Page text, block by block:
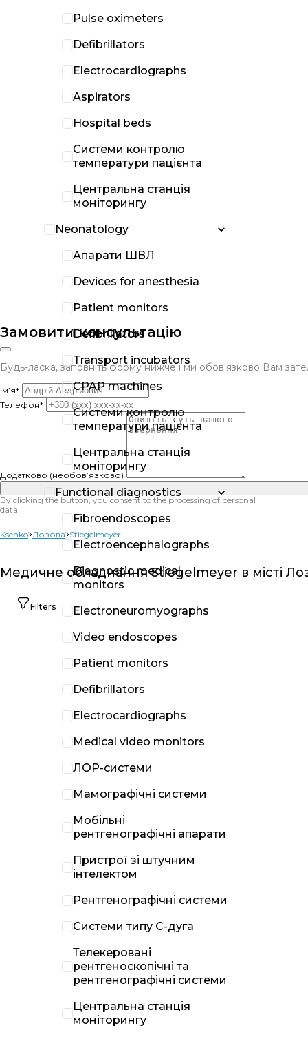
Замовити консультацію
Будь-ласка, заповніть форму нижче і ми обов'язково Вам
Ім’я*
Телефон*
Додатково (необов’язково)
By clicking the button, you consent to the processing of personal
data
Ksenko Лозова Stiegelmeyer
Медичне обладнання Stiegelmeyer в місті
Filters
Pulse oximeters
Defibrillators
Electrocardiographs
Aspirators
Hospital beds
Системи контролю
температури пацієнта
Центральна станція
моніторингу
Neonatology
Апарати ШВЛ
Devices for anesthesia
Patient monitors
Defibrillators
Transport incubators
CPAP machines
Системи контролю
температури пацієнта
Центральна станція
моніторингу
Functional diagnostics
Fibroendoscopes
Electroencephalographs
Diagnostic medical
monitors
Electroneuromyographs
Video endoscopes
Patient monitors
Defibrillators
Electrocardiographs
Medical video monitors
ЛОР-системи
Мамографічні системи
Мобільні
рентгенографічні апарати
Пристрої зі штучним
інтелектом
Рентгенографічні системи
Системи типу С-дуга
Телекеровані
рентгеноскопічні та
рентгенографічні системи
Центральна станція
моніторингу